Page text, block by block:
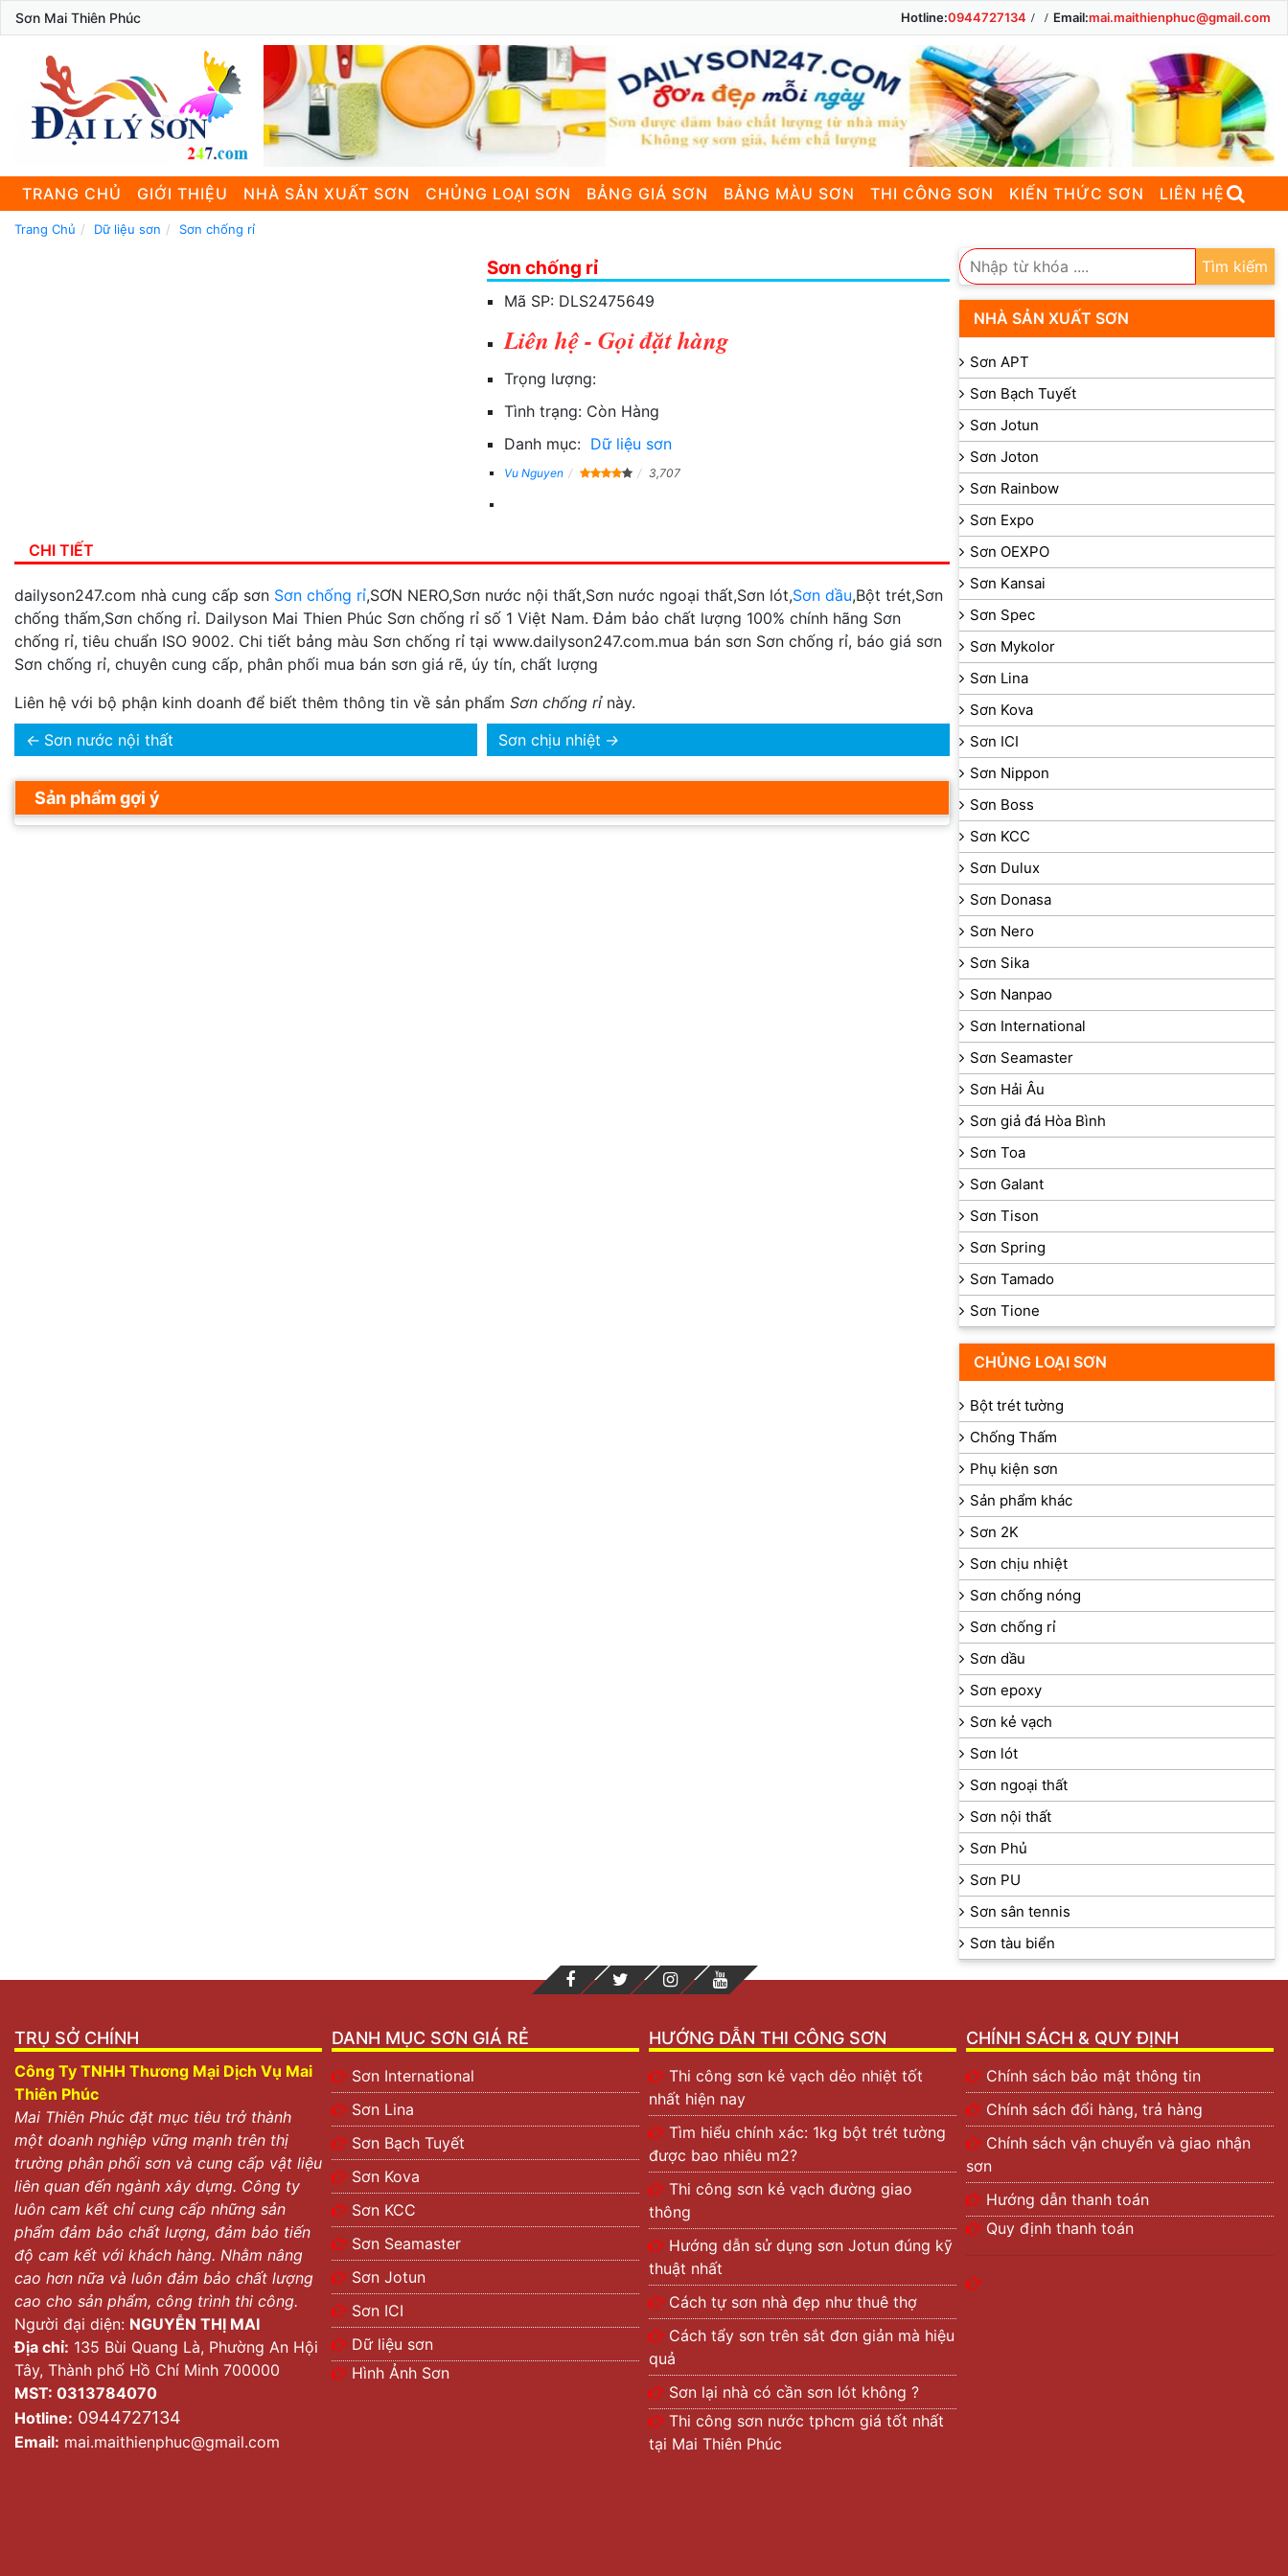
Sơn Mai Thiên Phúc Hotline:0944727134 Email:mai.maithienphuc@gmail.com
TRANG CHỦ GIỚI THIỆU NHÀ SẢN XUẤT SƠN CHỦNG LOẠI SƠN BẢNG GIÁ SƠN BẢNG MÀU SƠN THI CÔNG SƠN KIẾN THỨC SƠN LIÊN HỆ
Trang Chủ Dữ liệu sơn Sơn chống rỉ
Sơn chống rỉ
Mã SP: DLS2475649
Liên hệ - Gọi đặt hàng
Trọng lượng:
Tình trạng: Còn Hàng
Danh mục: Dữ liệu sơn
Vu Nguyen 3,707
CHI TIẾT
dailyson247.com nhà cung cấp sơn Sơn chống rỉ,SƠN NERO,Sơn nước nội thất,Sơn nước ngoại thất,Sơn lót,Sơn dầu,Bột trét,Sơn
chống thấm,Sơn chống rỉ. Dailyson Mai Thien Phúc Sơn chống rỉ số 1 Việt Nam. Đảm bảo chất lượng 100% chính hãng Sơn
chống rỉ, tiêu chuẩn ISO 9002. Chi tiết bảng màu Sơn chống rỉ tại www.dailyson247.com.mua bán sơn Sơn chống rỉ, báo giá sơn
Sơn chống rỉ, chuyên cung cấp, phân phối mua bán sơn giá rẽ, úy tín, chất lượng
Liên hệ với bộ phận kinh doanh để biết thêm thông tin về sản phẩm Sơn chống rỉnày.
← Sơn nước nội thất Sơn chịu nhiệt →
Sản phẩm gợi ý
Tìm kiếm
NHÀ SẢN XUẤT SƠN
Sơn APT
Sơn Bạch Tuyết
Sơn Jotun
Sơn Joton
Sơn Rainbow
Sơn Expo
Sơn OEXPO
Sơn Kansai
Sơn Spec
Sơn Mykolor
Sơn Lina
Sơn Kova
Sơn ICI
Sơn Nippon
Sơn Boss
Sơn KCC
Sơn Dulux
Sơn Donasa
Sơn Nero
Sơn Sika
Sơn Nanpao
Sơn International
Sơn Seamaster
Sơn Hải Âu
Sơn giả đá Hòa Bình
Sơn Toa
Sơn Galant
Sơn Tison
Sơn Spring
Sơn Tamado
Sơn Tione
CHỦNG LOẠI SƠN
Bột trét tường
Chống Thấm
Phụ kiện sơn
Sản phẩm khác
Sơn 2K
Sơn chịu nhiệt
Sơn chống nóng
Sơn chống rỉ
Sơn dầu
Sơn epoxy
Sơn kẻ vạch
Sơn lót
Sơn ngoại thất
Sơn nội thất
Sơn Phủ
Sơn PU
Sơn sân tennis
Sơn tàu biển
TRỤ SỞ CHÍNH
Công Ty TNHH Thương Mại Dịch Vụ Mai
Thiên Phúc
Mai Thiên Phúc đặt mục tiêu trở thành
một doanh nghiệp vững mạnh trên thị
trường phân phối sơn và cung cấp vật liệu
liên quan đến ngành xây dựng. Công ty
luôn cam kết chỉ cung cấp những sản
phẩm đảm bảo chất lượng, đảm bảo tiến
độ cam kết với khách hàng. Nhằm nâng
cao hơn nữa và luôn đảm bảo chất lượng
cao cho sản phẩm, công trình thi công.
Người đại diện: NGUYỄN THỊ MAI
Địa chỉ: 135 Bùi Quang Là, Phường An Hội
Tây, Thành phố Hồ Chí Minh 700000
MST: 0313784070
Hotline: 0944727134
Email: mai.maithienphuc@gmail.com
DANH MỤC SƠN GIÁ RẺ
Sơn International
Sơn Lina
Sơn Bạch Tuyết
Sơn Kova
Sơn KCC
Sơn Seamaster
Sơn Jotun
Sơn ICI
Dữ liệu sơn
Hình Ảnh Sơn
HƯỚNG DẪN THI CÔNG SƠN
Thi công sơn kẻ vạch dẻo nhiệt tốt
nhất hiện nay
Tìm hiểu chính xác: 1kg bột trét tường
được bao nhiêu m2?
Thi công sơn kẻ vạch đường giao
thông
Hướng dẫn sử dụng sơn Jotun đúng kỹ
thuật nhất
Cách tự sơn nhà đẹp như thuê thợ
Cách tẩy sơn trên sắt đơn giản mà hiệu
quả
Sơn lại nhà có cần sơn lót không ?
Thi công sơn nước tphcm giá tốt nhất
tại Mai Thiên Phúc
CHÍNH SÁCH & QUY ĐỊNH
Chính sách bảo mật thông tin
Chính sách đổi hàng, trả hàng
Chính sách vận chuyển và giao nhận
sơn
Hướng dẫn thanh toán
Quy định thanh toán